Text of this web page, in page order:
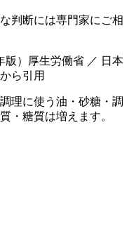
判断には専門家にご相
版）厚生労働省 ／ 日本
ら引用
理に使う油・砂糖・調
・糖質は増えます。